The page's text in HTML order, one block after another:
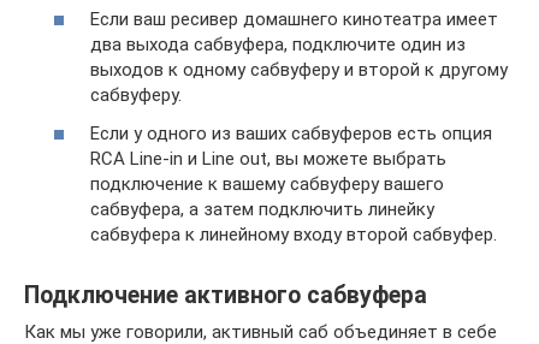
Если ваш ресивер домашнего кинотеатра имеет
два выхода сабвуфера, подключите один из
выходов к одному сабвуферу и второй к другому
сабвуферу.
Если у одного из ваших сабвуферов есть опция
RCA Line-in и Line out, вы можете выбрать
подключение к вашему сабвуферу вашего
сабвуфера, а затем подключить линейку
сабвуфера к линейному входу второй сабвуфер.
Подключение активного сабвуфера
Как мы уже говорили, активный саб объединяет в себе